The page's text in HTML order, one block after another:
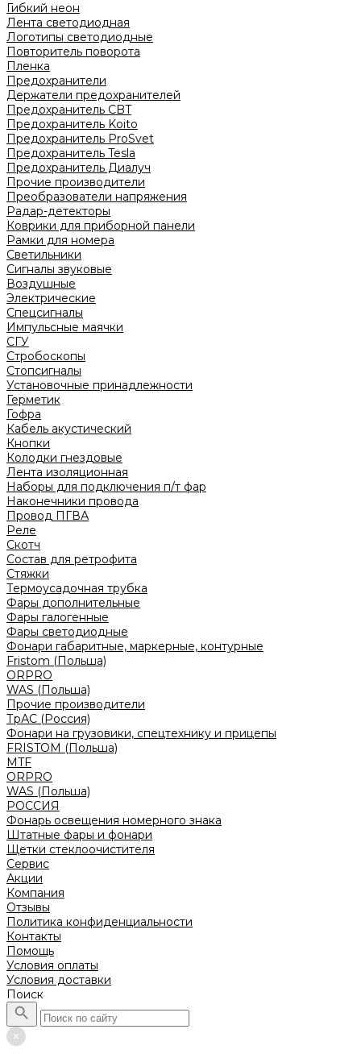
Гибкий неон
Лента светодиодная
Логотипы светодиодные
Повторитель поворота
Пленка
Предохранители
Держатели предохранителей
Предохранитель CBT
Предохранитель Koito
Предохранитель ProSvet
Предохранитель Tesla
Предохранитель Диалуч
Прочие производители
Преобразователи напряжения
Радар-детекторы
Коврики для приборной панели
Рамки для номера
Светильники
Сигналы звуковые
Воздушные
Электрические
Спецсигналы
Импульсные маячки
СГУ
Стробоскопы
Стопсигналы
Установочные принадлежности
Герметик
Гофра
Кабель акустический
Кнопки
Колодки гнездовые
Лента изоляционная
Наборы для подключения п/т фар
Наконечники провода
Провод ПГВА
Реле
Скотч
Состав для ретрофита
Стяжки
Термоусадочная трубка
Фары дополнительные
Фары галогенные
Фары светодиодные
Фонари габаритные, маркерные, контурные
Fristom (Польша)
ORPRO
WAS (Польша)
Прочие производители
ТрАС (Россия)
Фонари на грузовики, спецтехнику и прицепы
FRISTOM (Польша)
MTF
ORPRO
WAS (Польша)
РОССИЯ
Фонарь освещения номерного знака
Штатные фары и фонари
Щетки стеклоочистителя
Сервис
Акции
Компания
Отзывы
Политика конфиденциальности
Контакты
Помощь
Условия оплаты
Условия доставки
Поиск